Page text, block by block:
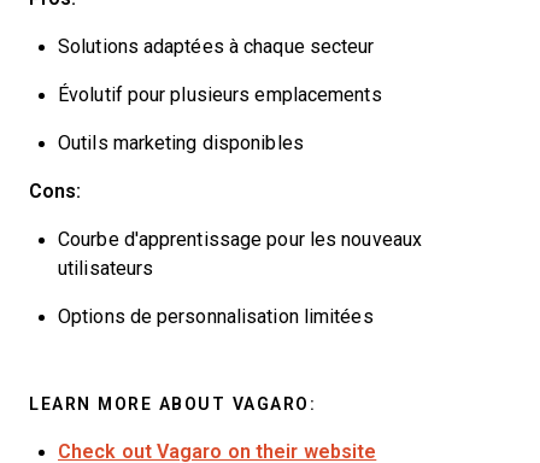
Solutions adaptées à chaque secteur
Évolutif pour plusieurs emplacements
Outils marketing disponibles
Cons:
Courbe d'apprentissage pour les nouveaux
utilisateurs
Options de personnalisation limitées
LEARN MORE ABOUT VAGARO:
Check out Vagaro on their website